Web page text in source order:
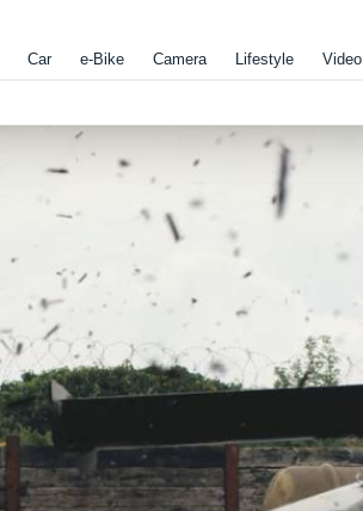
Car e-Bike Camera Lifestyle Video